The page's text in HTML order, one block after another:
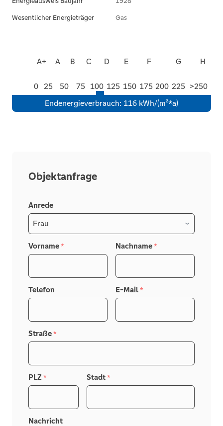
Wesentlicher Energieträger
Gas
A+ A B C D E F G H
0 25 50 75 100 125 150 175 200 225 >250
Endenergieverbrauch: 116 kWh/(m²*a)
Objektanfrage
Anrede
Vorname * Nachname *
Telefon E-Mail *
Straße *
PLZ * Stadt *
Nachricht